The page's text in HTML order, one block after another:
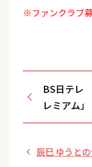
※ファンクラブ
BS日テレ
レミアム」
辰巳 ゆうと